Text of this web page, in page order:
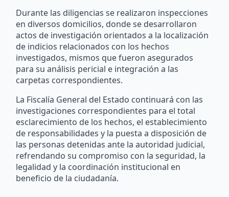
Durante las diligencias se realizaron inspecciones
en diversos domicilios, donde se desarrollaron
actos de investigación orientados a la localización
de indicios relacionados con los hechos
investigados, mismos que fueron asegurados
para su análisis pericial e integración a las
carpetas correspondientes.
La Fiscalía General del Estado continuará con las
investigaciones correspondientes para el total
esclarecimiento de los hechos, el establecimiento
de responsabilidades y la puesta a disposición de
las personas detenidas ante la autoridad judicial,
refrendando su compromiso con la seguridad, la
legalidad y la coordinación institucional en
beneficio de la ciudadanía.